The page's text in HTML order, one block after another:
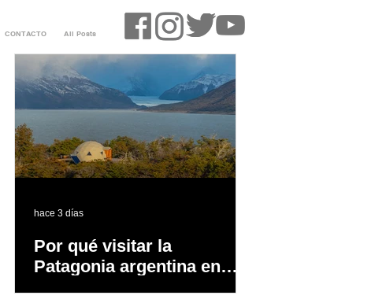
CONTACTO All Posts
Por qué visitar la
Patagonia argentina en
hace 3 días